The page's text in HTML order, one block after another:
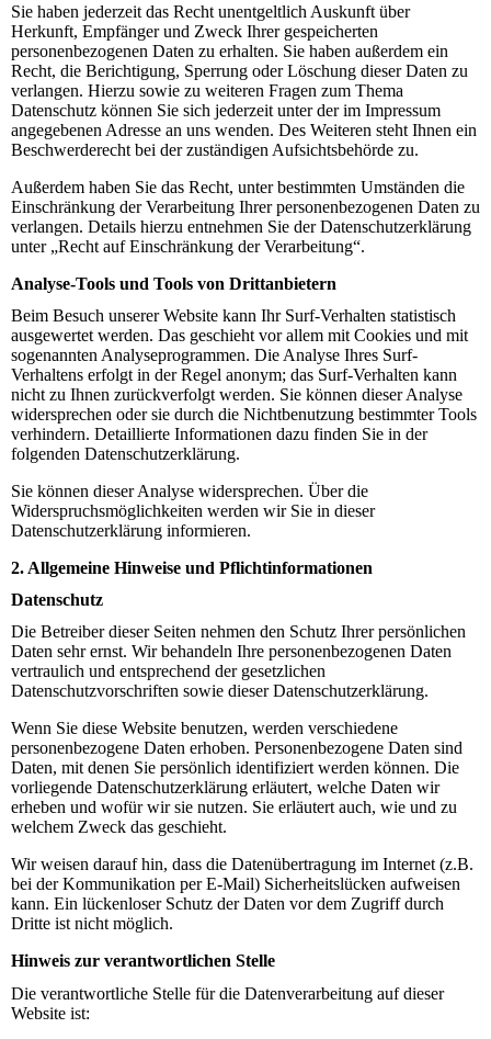
Sie haben jederzeit das Recht unentgeltlich Auskunft über
Herkunft, Empfänger und Zweck Ihrer gespeicherten
personenbezogenen Daten zu erhalten. Sie haben außerdem ein
Recht, die Berichtigung, Sperrung oder Löschung dieser Daten zu
verlangen. Hierzu sowie zu weiteren Fragen zum Thema
Datenschutz können Sie sich jederzeit unter der im Impressum
angegebenen Adresse an uns wenden. Des Weiteren steht Ihnen ein
Beschwerderecht bei der zuständigen Aufsichtsbehörde zu.
Außerdem haben Sie das Recht, unter bestimmten Umständen die
Einschränkung der Verarbeitung Ihrer personenbezogenen Daten zu
verlangen. Details hierzu entnehmen Sie der Datenschutzerklärung
unter „Recht auf Einschränkung der Verarbeitung“.
Analyse-Tools und Tools von Drittanbietern
Beim Besuch unserer Website kann Ihr Surf-Verhalten statistisch
ausgewertet werden. Das geschieht vor allem mit Cookies und mit
sogenannten Analyseprogrammen. Die Analyse Ihres Surf-
Verhaltens erfolgt in der Regel anonym; das Surf-Verhalten kann
nicht zu Ihnen zurückverfolgt werden. Sie können dieser Analyse
widersprechen oder sie durch die Nichtbenutzung bestimmter Tools
verhindern. Detaillierte Informationen dazu finden Sie in der
folgenden Datenschutzerklärung.
Sie können dieser Analyse widersprechen. Über die
Widerspruchsmöglichkeiten werden wir Sie in dieser
Datenschutzerklärung informieren.
2. Allgemeine Hinweise und Pflichtinformationen
Datenschutz
Die Betreiber dieser Seiten nehmen den Schutz Ihrer persönlichen
Daten sehr ernst. Wir behandeln Ihre personenbezogenen Daten
vertraulich und entsprechend der gesetzlichen
Datenschutzvorschriften sowie dieser Datenschutzerklärung.
Wenn Sie diese Website benutzen, werden verschiedene
personenbezogene Daten erhoben. Personenbezogene Daten sind
Daten, mit denen Sie persönlich identifiziert werden können. Die
vorliegende Datenschutzerklärung erläutert, welche Daten wir
erheben und wofür wir sie nutzen. Sie erläutert auch, wie und zu
welchem Zweck das geschieht.
Wir weisen darauf hin, dass die Datenübertragung im Internet (z.B.
bei der Kommunikation per E-Mail) Sicherheitslücken aufweisen
kann. Ein lückenloser Schutz der Daten vor dem Zugriff durch
Dritte ist nicht möglich.
Hinweis zur verantwortlichen Stelle
Die verantwortliche Stelle für die Datenverarbeitung auf dieser
Website ist: